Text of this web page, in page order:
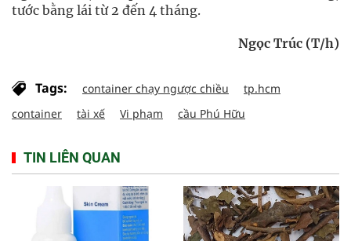
tước bằng lái từ 2 đến 4 tháng.
Ngọc Trúc (T/h)
Tags: container chạy ngược chiều
tp.hcm
container
tài xế Vi phạm cầu Phú Hữu
TIN LIÊN QUAN